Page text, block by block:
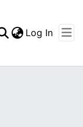
Log In